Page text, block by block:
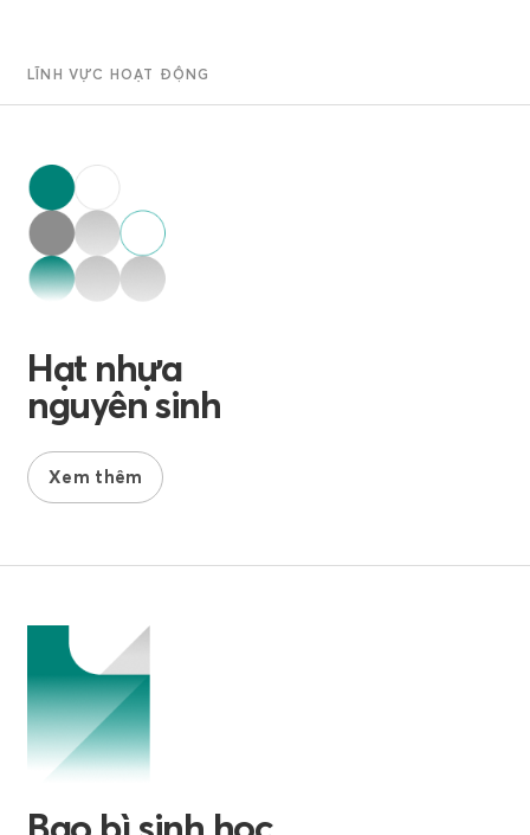
LĨNH VỰC HOẠT ĐỘNG
Hạt nhựa
nguyên sinh
Xem thêm